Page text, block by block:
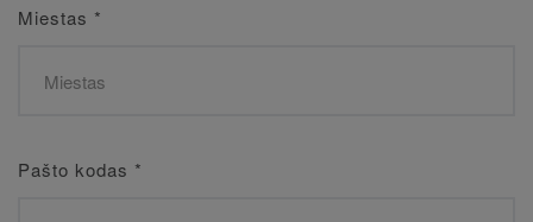
Miestas *
Pašto kodas *